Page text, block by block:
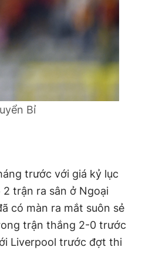
Bỉ
trước với giá kỷ lục
2 trận ra sân ở Ngoại
có màn ra mắt suôn sẻ
trận thắng 2-0 trước
Liverpool trước đợt thi